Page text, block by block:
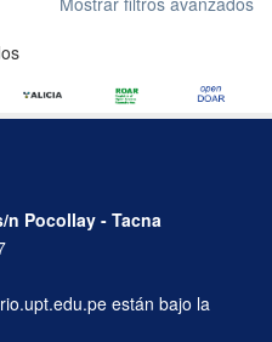
n Pocollay - Tacna
están bajo la